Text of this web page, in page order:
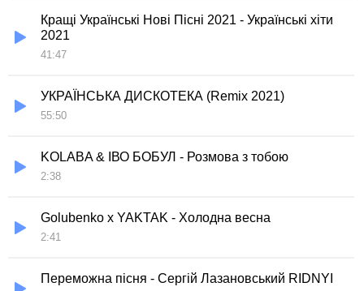
Кращі Українські Нові Пісні 2021 - Українські хіти
2021
41:47
УКРАЇНСЬКА ДИСКОТЕКА (Remix 2021)
55:50
KOLABA & ІВО БОБУЛ - Розмова з тобою
2:38
Golubenko x YAKTAK - Холодна весна
2:41
Переможна пісня - Сергій Лазановський RIDNYI